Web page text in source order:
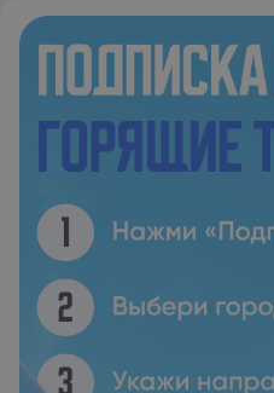
экраном, большой
гардеробная с туалетным
На территории отеля
Beach Club by Le Cirque
мясо на гриле, в ресторане
блюда интернациональной
Marina — вкуснейшие блюда
завтраки. В распоряжении гостей отеля Casa собственный
четырехместный гольф-кар
курортного отеля. Любители
поиграть в гольф на
of the Dog, заняться водными
ездой. В курортном отеле
вечерам проводится
удобств частный пляж,